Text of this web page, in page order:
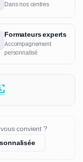
Dans nos centres
Formateurs experts
Accompagnement
personnalisé
convient ?